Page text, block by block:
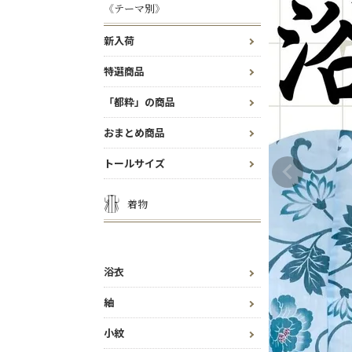
《テーマ別》
新入荷
特選商品
「都粋」の商品
おまとめ商品
トールサイズ
着物
浴衣
紬
小紋